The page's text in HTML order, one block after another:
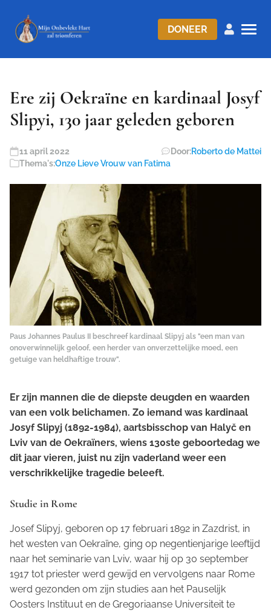
DONEER
Ere zij Oekraïne en kardinaal Josyf
Slipyi, 130 jaar geleden geboren
11 april 2022 Door:Roberto de Mattei
Thema's:Onze Lieve Vrouw van Fatima
Paus Johannes Paulus II beschreef kardinaal Slipyj als "een man van
onoverwinnelijk geloof, een herder van onverzettelijke moed, een
getuige van heldhaftige trouw".
Er zijn mannen die de diepste deugden en waarden
van een volk belichamen. Zo iemand was kardinaal
Josyf Slipyj (1892-1984), aartsbisschop van Halyč en
Lviv van de Oekraïners, wiens 130ste geboortedag we
dit jaar vieren, juist nu zijn vaderland weer een
verschrikkelijke tragedie beleeft.
Studie in Rome
Josef Slipyj, geboren op 17 februari 1892 in Zazdrist, in
het westen van Oekraïne, ging op negentienjarige leeftijd
naar het seminarie van Lviv, waar hij op 30 september
1917 tot priester werd gewijd en vervolgens naar Rome
werd gezonden om zijn studies aan het Pauselijk
Oosters Instituut en de Gregoriaanse Universiteit te